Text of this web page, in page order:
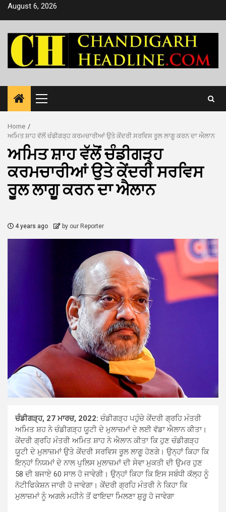
SkipAugust 6, 2026
Primary
Menu
Home
ਅਮਿਤ ਸ਼ਾਹ ਵੱਲੋਂ ਚੰਡੀਗੜ੍ਹ ਕਰਮਚਾਰੀਆਂ ਉਤੇ ਕੇਂਦਰੀ ਸਰਵਿਸ ਰੂਲ ਲਾਗੂ ਕਰਨ ਦਾ ਐਲਾਨ
ਅਮਿਤ ਸ਼ਾਹ ਵੱਲੋਂ ਚੰਡੀਗੜ੍ਹ
ਕਰਮਚਾਰੀਆਂ ਉਤੇ ਕੇਂਦਰੀ ਸਰਵਿਸ
ਰੂਲ ਲਾਗੂ ਕਰਨ ਦਾ ਐਲਾਨ
4 years ago by our Reporter
ਚੰਡੀਗੜ੍ਹ, 27 ਮਾਰਚ, 2022: ਚੰਡੀਗੜ੍ਹ ਪਹੁੰਚੇ ਕੇਂਦਰੀ ਗ੍ਰਹਿ ਮੰਤਰੀ
ਅਮਿਤ ਸ਼ਹ ਨੇ ਚੰਡੀਗੜ੍ਹ ਯੂਟੀ ਦੇ ਮੁਲਾਜ਼ਮਾਂ ਦੇ ਲਈ ਵੱਡਾ ਐਲਾਨ ਕੀਤਾ।
ਕੇਂਦਰੀ ਗ੍ਰਹਿ ਮੰਤਰੀ ਅਮਿਤ ਸ਼ਾਹ ਨੇ ਐਲਾਨ ਕੀਤਾ ਕਿ ਹੁਣ ਚੰਡੀਗੜ੍ਹ
ਯੂਟੀ ਦੇ ਮੁਲਾਜ਼ਮਾਂ ਉਤੇ ਕੇਂਦਰੀ ਸਰਵਿਸ ਰੂਲ ਲਾਗੂ ਹੋਣਗੇ। ਉਨ੍ਹਾਂ ਕਿਹਾ ਕਿ
ਇਨ੍ਹਾਂ ਨਿਯਮਾਂ ਦੇ ਨਾਲ ਪੁਲਿਸ ਮੁਲਾਜ਼ਮਾਂ ਦੀ ਸੇਵਾ ਮੁਕਤੀ ਦੀ ਉਮਰ ਹੁਣ
58 ਦੀ ਬਜਾਏ 60 ਸਾਲ ਹੋ ਜਾਵੇਗੀ। ਉਨ੍ਹਾਂ ਕਿਹਾ ਕਿ ਇਸ ਸਬੰਧੀ ਕੱਲ੍ਹ ਨੂੰ
ਨੋਟੀਫਿਕੇਸ਼ਨ ਜਾਰੀ ਹੋ ਜਾਵੇਗਾ। ਕੇਂਦਰੀ ਗ੍ਰਹਿ ਮੰਤਰੀ ਨੇ ਕਿਹਾ ਕਿ
ਮੁਲਾਜ਼ਮਾਂ ਨੂੰ ਅਗਲੇ ਮਹੀਨੇ ਤੋਂ ਫਾਇਦਾ ਮਿਲਣਾ ਸ਼ੁਰੂ ਹੋ ਜਾਵੇਗਾ